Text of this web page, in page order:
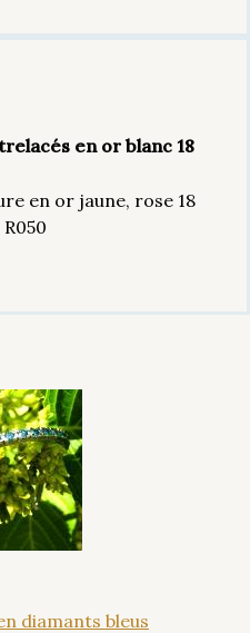
en or blanc 18
en or jaune, rose 18
diamants bleus